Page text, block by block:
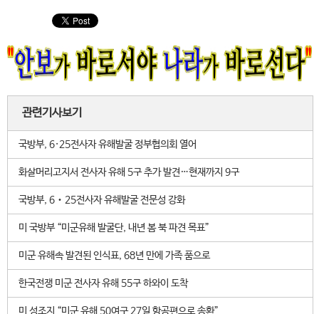
관련기사보기
국방부, 6·25전사자 유해발굴 정부협의회 열어
화살머리고지서 전사자 유해 5구 추가 발견…현재까지 9구
국방부, 6‧25전사자 유해발굴 전문성 강화
미 국방부 “미군유해 발굴단, 내년 봄 북 파견 목표”
미군 유해속 발견된 인식표, 68년 만에 가족 품으로
한국전쟁 미군 전사자 유해 55구 하와이 도착
미 성조지 “미군 유해 50여구 27일 항공편으로 송환”